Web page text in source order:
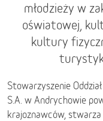
młodzieży w
oświatowej,
kultury
Stowarzyszenie
S.A. w Andrychowie
krajoznawców,